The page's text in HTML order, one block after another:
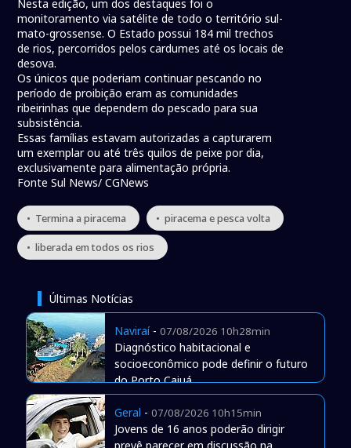
Nesta edição, um dos destaques foi o
monitoramento via satélite de todo o território sul-
mato-grossense. O Estado possui 184 mil trechos
de rios, percorridos pelos cardumes até os locais de
desova.
Os únicos que poderiam continuar pescando no
período de proibição eram as comunidades
ribeirinhas que dependem do pescado para sua
subsistência.
Essas famílias estavam autorizadas a capturarem
um exemplar ou até três quilos de peixe por dia,
exclusivamente para alimentação própria.
Fonte Sul News/ CGNews
• Termina a piracema • piracema e pesca volta
• liberada em todos os rios
Últimas Notícias
Naviraí- 07/08/2026 10h28min
Diagnóstico habitacional e
socioeconômico pode definir o futuro
do Porto Caiuá
Geral - 07/08/2026 10h15min
Jovens de 16 anos poderão dirigir